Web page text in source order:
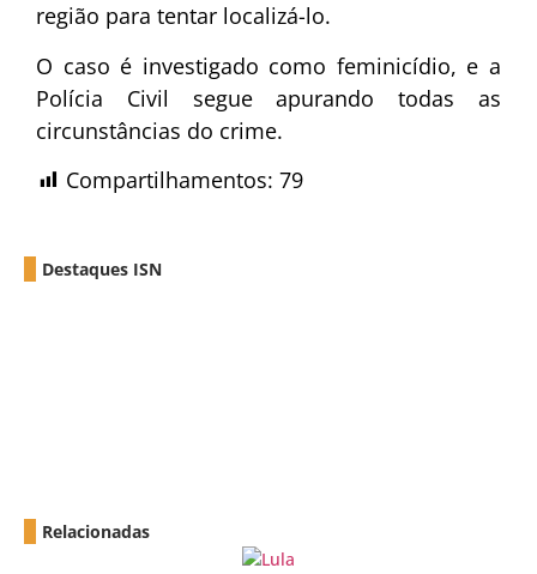
região para tentar localizá-lo.
O caso é investigado como feminicídio, e a
Polícia Civil segue apurando todas as
circunstâncias do crime.
Compartilhamentos: 79
Destaques ISN
Relacionadas